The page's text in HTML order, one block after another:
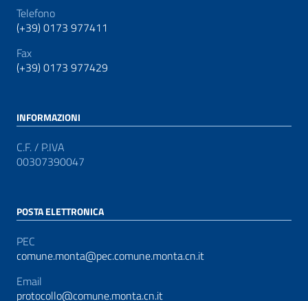
Telefono
(+39) 0173 977411
Fax
(+39) 0173 977429
INFORMAZIONI
C.F. / P.IVA
00307390047
POSTA ELETTRONICA
PEC
comune.monta@pec.comune.monta.cn.it
Email
protocollo@comune.monta.cn.it